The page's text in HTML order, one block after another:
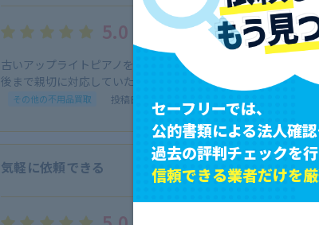
5.0
古いアップライトピアノを売却したくて依頼しました。スタ
後まで親切に対応していただき感謝です。
その他の不用品買取 投稿日：2024/09/01
気軽に依頼できる
セーフリーでは、
公的書類による法人確
過去の評判チェックを行
信頼できる業者だけを